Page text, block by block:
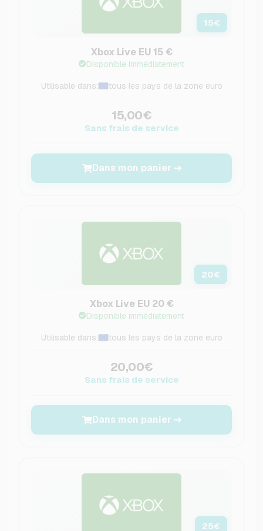
15€
Xbox Live EU 15 €
Disponible immédiatement
Utilisable dans: tous les pays de la zone euro
15,00€
Sans frais de service
Dans mon panier
20€
Xbox Live EU 20 €
Disponible immédiatement
Utilisable dans: tous les pays de la zone euro
20,00€
Sans frais de service
Dans mon panier
25€